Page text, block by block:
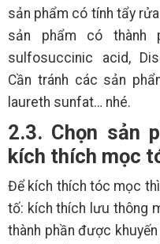
sản phẩm có tính tẩy
sản phẩm có thành
sulfosuccinic acid,
Cần tránh các sản
laureth sunfat… nhé.
2.3. Chọn sản
kích thích mọc
Để kích thích tóc mọc
tố: kích thích lưu thông
thành phần được